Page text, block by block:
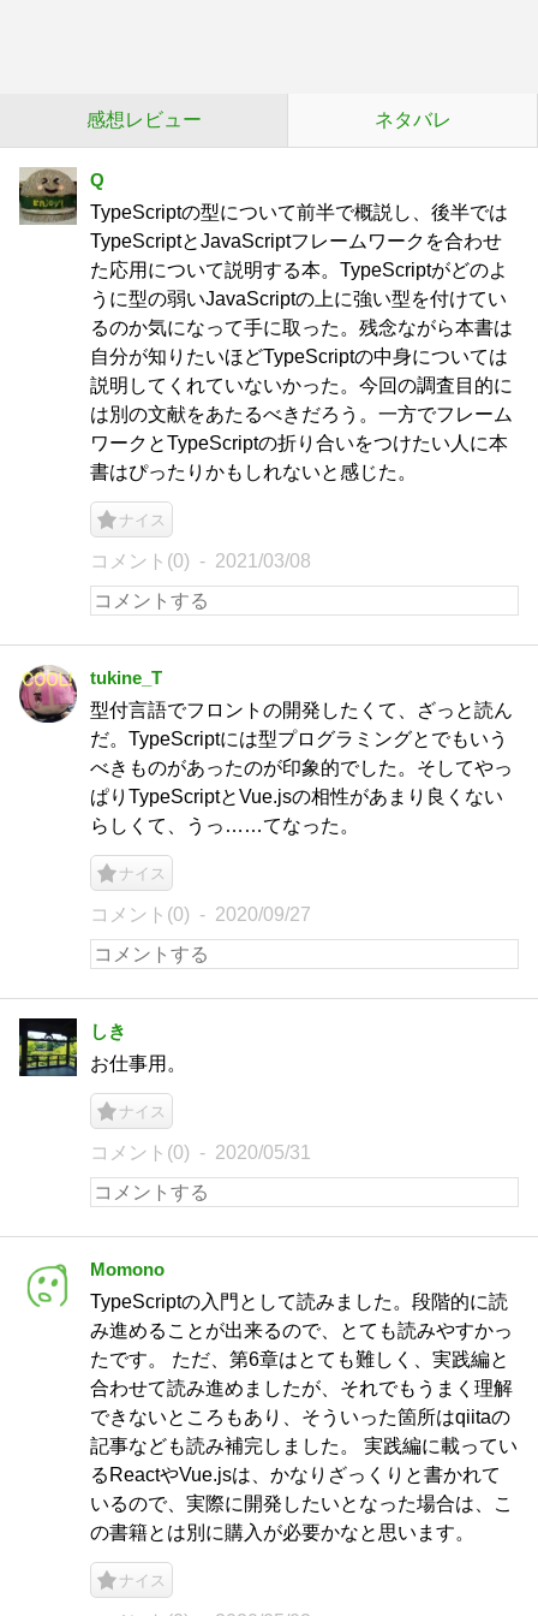
感想レビュー ネタバレ
Q
TypeScriptの型について前半で概説し、後半では
TypeScriptとJavaScriptフレームワークを合わせ
た応用について説明する本。TypeScriptがどのよ
うに型の弱いJavaScriptの上に強い型を付けてい
るのか気になって手に取った。残念ながら本書は
自分が知りたいほどTypeScriptの中身については
説明してくれていないかった。今回の調査目的に
は別の文献をあたるべきだろう。一方でフレーム
ワークとTypeScriptの折り合いをつけたい人に本
書はぴったりかもしれないと感じた。
ナイス
コメント(0) 2021/03/08
tukine_T
型付言語でフロントの開発したくて、ざっと読ん
だ。TypeScriptには型プログラミングとでもいう
べきものがあったのが印象的でした。そしてやっ
ぱりTypeScriptとVue.jsの相性があまり良くない
らしくて、うっ……てなった。
ナイス
コメント(0) 2020/09/27
‍しき
お仕事用。
ナイス
コメント(0) 2020/05/31
Momono
TypeScriptの入門として読みました。段階的に読
み進めることが出来るので、とても読みやすかっ
たです。 ただ、第6章はとても難しく、実践編と
合わせて読み進めましたが、それでもうまく理解
できないところもあり、そういった箇所はqiitaの
記事なども読み補完しました。 実践編に載ってい
るReactやVue.jsは、かなりざっくりと書かれて
いるので、実際に開発したいとなった場合は、こ
の書籍とは別に購入が必要かなと思います。
ナイス